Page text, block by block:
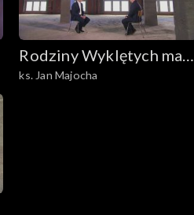
Rodziny Wyklętych mają
głos
ks. Jan Majocha